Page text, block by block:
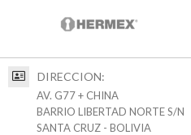
DIRECCION:
AV. G77 + CHINA
BARRIO LIBERTAD NORTE S/N
SANTA CRUZ - BOLIVIA